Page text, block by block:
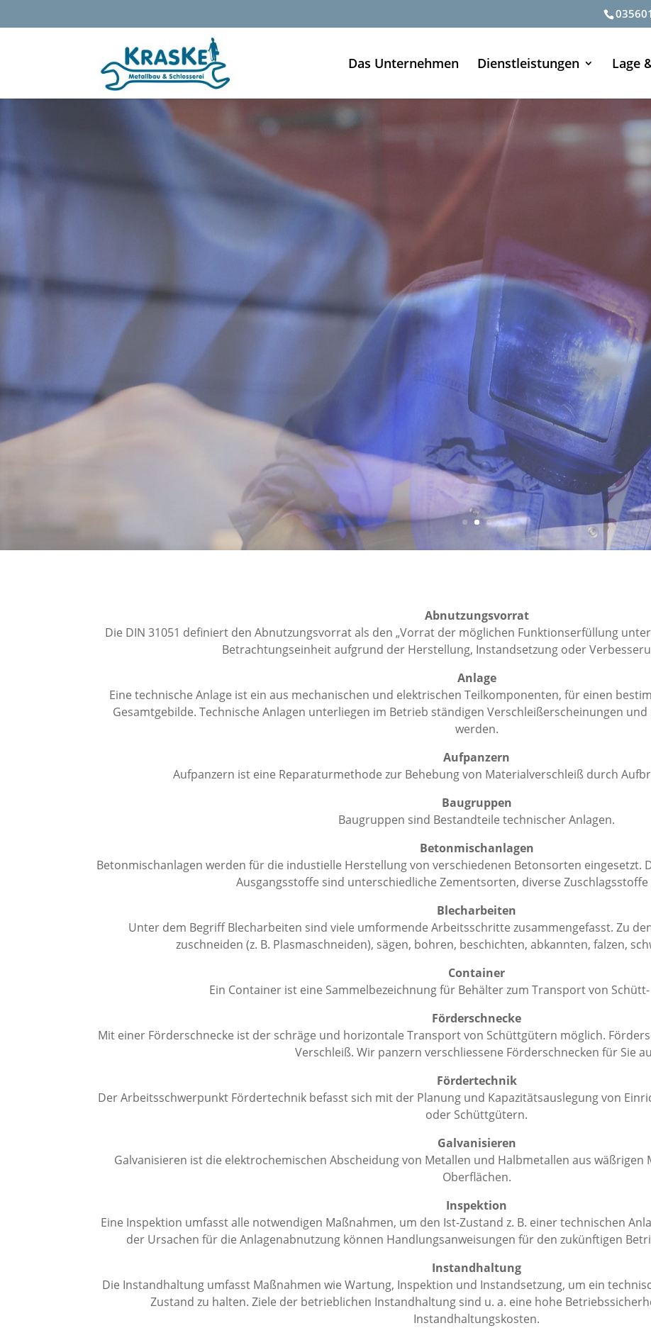
Das Unternehmen Dienstleistungen Lage
Abnutzungsvorrat
Die DIN 31051 definiert den Abnutzungsvorrat als den „Vorrat der möglichen Funktionserfüllung
Betrachtungseinheit aufgrund der Herstellung, Instandsetzung oder
Anlage
Eine technische Anlage ist ein aus mechanischen und elektrischen Teilkomponenten, für einen
Gesamtgebilde. Technische Anlagen unterliegen im Betrieb ständigen Verschleißerscheinungen
werden.
Aufpanzern
Aufpanzern ist eine Reparaturmethode zur Behebung von Materialverschleiß durch
Baugruppen
Baugruppen sind Bestandteile technischer Anlagen.
Betonmischanlagen
Betonmischanlagen werden für die industielle Herstellung von verschiedenen Betonsorten eingesetzt.
Ausgangsstoffe sind unterschiedliche Zementsorten, diverse Zuschlagsstoffe
Blecharbeiten
Unter dem Begriff Blecharbeiten sind viele umformende Arbeitsschritte zusammengefasst. Zu
zuschneiden (z. B. Plasmaschneiden), sägen, bohren, beschichten, abkannten, falzen,
Container
Ein Container ist eine Sammelbezeichnung für Behälter zum Transport von
Förderschnecke
Mit einer Förderschnecke ist der schräge und horizontale Transport von Schüttgütern möglich.
Verschleiß. Wir panzern verschliessene Förderschnecken für Sie
Fördertechnik
Der Arbeitsschwerpunkt Fördertechnik befasst sich mit der Planung und Kapazitätsauslegung von
oder Schüttgütern.
Galvanisieren
Galvanisieren ist die elektrochemischen Abscheidung von Metallen und Halbmetallen aus wäßrigen
Oberflächen.
Inspektion
Eine Inspektion umfasst alle notwendigen Maßnahmen, um den Ist-Zustand z. B. einer technischen
der Ursachen für die Anlagenabnutzung können Handlungsanweisungen für den zukünftigen
Instandhaltung
Die Instandhaltung umfasst Maßnahmen wie Wartung, Inspektion und Instandsetzung, um ein
Zustand zu halten. Ziele der betrieblichen Instandhaltung sind u. a. eine hohe
Instandhaltungskosten.